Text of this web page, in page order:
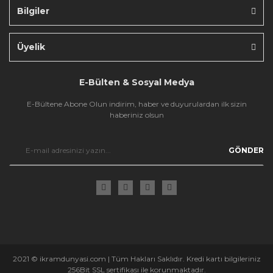
Bilgiler
Üyelik
E-Bülten & Sosyal Medya
E-Bültene Abone Olun indirim, haber ve duyurulardan ilk sizin
haberiniz olsun
GÖNDER
2021 © ikramdunyasi.com | Tüm Hakları Saklıdır. Kredi kartı bilgileriniz
256Bit SSL sertifikası ile korunmaktadır.